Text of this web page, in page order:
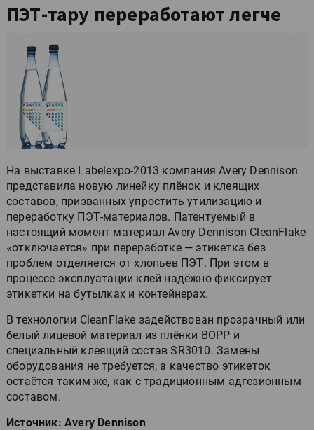
ПЭТ-тару переработают легче
На выставке Labelexpo-2013 компания Avery Dennison
представила новую линейку плёнок и клеящих
составов, призванных упростить утилизацию и
переработку ПЭТ-материалов. Патентуемый в
настоящий момент материал Avery Dennison CleanFlake
«отключается» при переработке — этикетка без
проблем отделяется от хлопьев ПЭТ. При этом в
процессе эксплуатации клей надёжно фиксирует
этикетки на бутылках и контейнерах.
В технологии CleanFlake задействован прозрачный или
белый лицевой материал из плёнки BOPP и
специальный клеящий состав SR3010. Замены
оборудования не требуется, а качество этикеток
остаётся таким же, как с традиционным адгезионным
составом.
Источник: Avery Dennison